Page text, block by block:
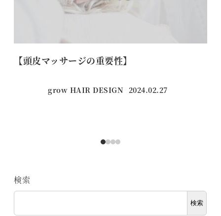
【頭皮マッサージの重要性】
grow HAIR DESIGN 投稿日
2024.02.27
検索
検索